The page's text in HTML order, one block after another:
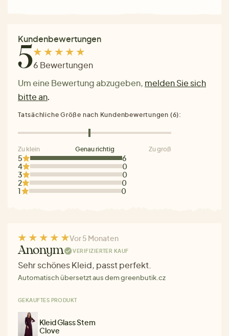
Kundenbewertungen
56 Bewertungen
Um eine Bewertung abzugeben, melden Sie sich
bitte an.
5
6
4
0
3
0
2
0
1
0
Tatsächliche Größe nach Kundenbewertungen (6):
Zu klein Genau richtig Zu groß
Vor 5 Monaten
Anonym VERIFIZIERTER KAUF
Sehr schönes Kleid, passt perfekt.
Automatisch übersetzt aus dem greenbutik.cz
GEKAUFTES PRODUKT
Kleid Glass Stem
Clove